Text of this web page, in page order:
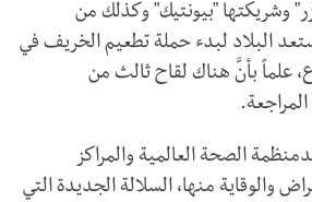
وشريكتها "بيونتيك" وكذلك من
تستعد البلاد لبدء حملة تطعيم الخريف في
علماً بأنَّ هناك لقاح ثالث من
الصحة العالمية والمراكز
والوقاية منها، السلالة الجديدة التي